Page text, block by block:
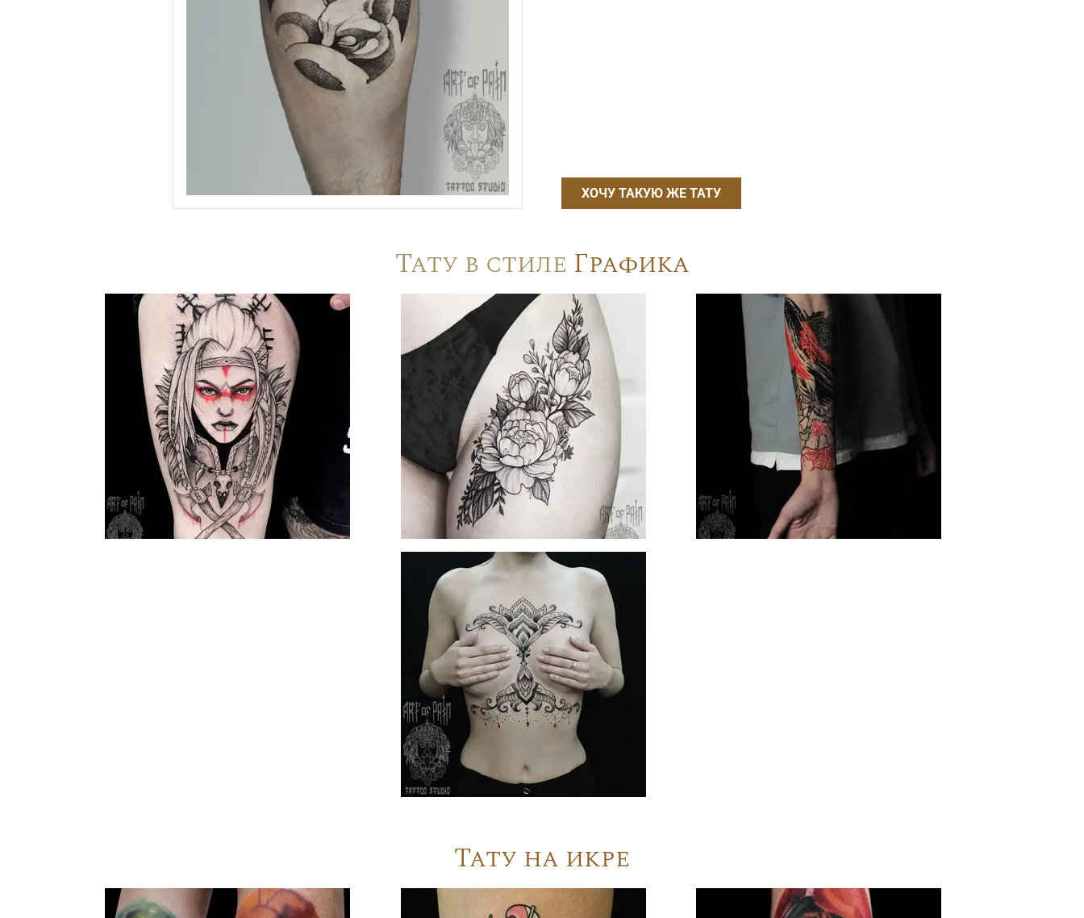
ХОЧУ ТАКУЮ ЖЕ ТАТУ
Тату в стиле Графика
Тату на икре